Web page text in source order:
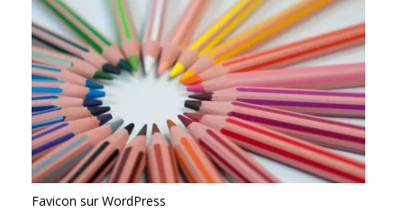
Favicon sur WordPress